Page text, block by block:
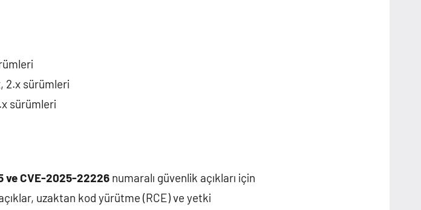
2.x sürümleri
sürümleri
ve CVE-2025-22226 numaralı güvenlik açıkları için
uzaktan kod yürütme (RCE) ve yetki